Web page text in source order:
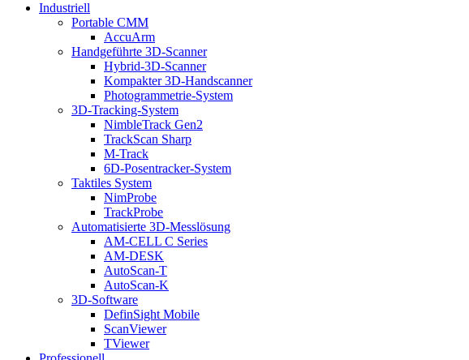
Industriell
Portable CMM
AccuArm
Handgeführte 3D-Scanner
Hybrid-3D-Scanner
Kompakter 3D-Handscanner
Photogrammetrie-System
3D-Tracking-System
NimbleTrack Gen2
TrackScan Sharp
M-Track
6D-Posentracker-System
Taktiles System
NimProbe
TrackProbe
Automatisierte 3D-Messlösung
AM-CELL C Series
AM-DESK
AutoScan-T
AutoScan-K
3D-Software
DefinSight Mobile
ScanViewer
TViewer